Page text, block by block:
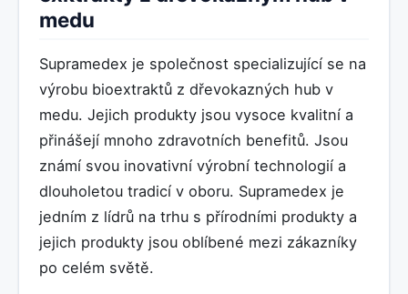
medu
Supramedex je společnost specializující se na
výrobu bioextraktů z dřevokazných hub v
medu. Jejich produkty jsou vysoce kvalitní a
přinášejí mnoho zdravotních benefitů. Jsou
známí svou inovativní výrobní technologií a
dlouholetou tradicí v oboru. Supramedex je
jedním z lídrů na trhu s přírodními produkty a
jejich produkty jsou oblíbené mezi zákazníky
po celém světě.